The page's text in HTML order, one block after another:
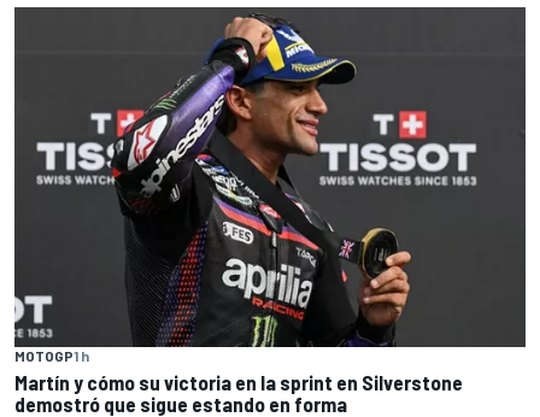
MOTOGP1 h
Martín y cómo su victoria en la sprint en Silverstone
demostró que sigue estando en forma